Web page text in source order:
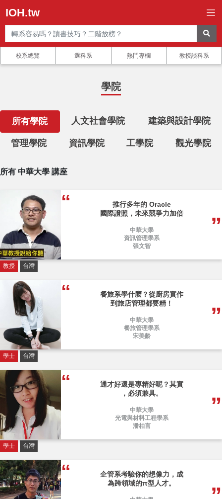
IOH.tw
校系總覽 選科系 熱門專欄 教授談科系
學院
所有學院 人文社會學院 建築與設計學院
管理學院 資訊學院 工學院 觀光學院
所有 中華大學 講座
推行多年的 Oracle
國際證照，未來競爭力加倍
中華大學
資訊管理學系
張文智
教授 台灣
餐旅系學什麼？從廚房實作
到旅店管理都要精！
中華大學
餐旅管理學系
宋美齡
學士 台灣
通才好還是專精好呢？其實
，必須兼具。
中華大學
光電與材料工程學系
潘柏言
學士 台灣
企管系考驗你的想像力，成
為跨領域的π型人才。